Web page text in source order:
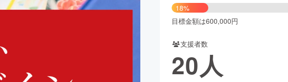
ャレンジ ビューティー・ヘルスケア
18%
目標金額は600,000円
支援者数
20人